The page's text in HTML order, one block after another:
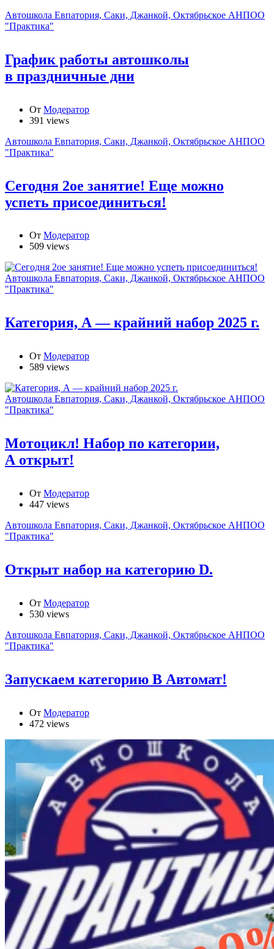
Автошкола Евпатория, Саки, Джанкой, Октябрьское АНПОО
"Практика"
График работы автошколы
в праздничные дни
От Модератор
391 views
Автошкола Евпатория, Саки, Джанкой, Октябрьское АНПОО
"Практика"
Сегодня 2ое занятие! Еще можно
успеть присоединиться!
От Модератор
509 views
Автошкола Евпатория, Саки, Джанкой, Октябрьское АНПОО
"Практика"
Категория, А — крайний набор 2025 г.
От Модератор
589 views
Автошкола Евпатория, Саки, Джанкой, Октябрьское АНПОО
"Практика"
Мотоцикл! Набор по категории,
А открыт!
От Модератор
447 views
Автошкола Евпатория, Саки, Джанкой, Октябрьское АНПОО
"Практика"
Открыт набор на категорию D.
От Модератор
530 views
Автошкола Евпатория, Саки, Джанкой, Октябрьское АНПОО
"Практика"
Запускаем категорию В Автомат!
От Модератор
472 views